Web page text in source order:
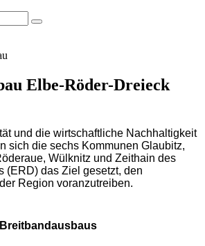
Elbe-Röder-Dreieck
und die wirtschaftliche Nachhaltigkeit
sich die sechs Kommunen Glaubitz,
Wülknitz und Zeithain des
(ERD) das Ziel gesetzt, den
Region voranzutreiben.